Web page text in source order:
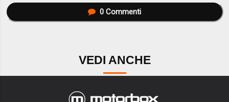
0Commenti
VEDI ANCHE